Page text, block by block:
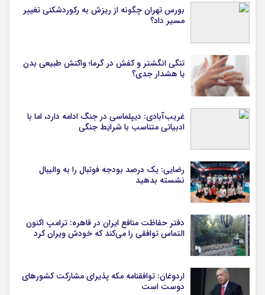
بورس تهران چگونه از ریزش به رکوردشکنی تغییر
مسیر داد؟
تنگی انگشتر و کفش در گرما؛ واکنش طبیعی بدن
یا هشدار جدی؟
غریب‌آبادی: دیپلماسی در جنگ ادامه دارد، اما با
ادبیاتی متناسب با شرایط جنگی
رضایی: یک درصد بودجه فوتبال را به والیبال
نشسته بدهید
دفتر حفاظت منافع ایران در قاهره: ترامپ اکنون
التماس توافقی را می‌کند که خودش ویران کرد
اردوغان: توافقنامه مکه پذیرای مشارکت کشورهای
دوست است